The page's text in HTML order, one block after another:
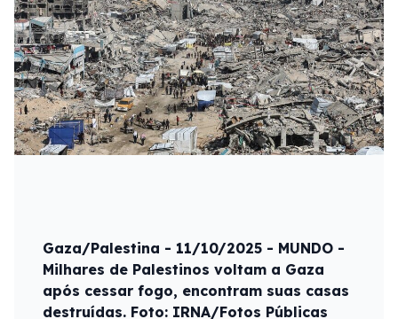
Gaza/Palestina - 11/10/2025 - MUNDO -
Milhares de Palestinos voltam a Gaza
após cessar fogo, encontram suas casas
destruídas. Foto: IRNA/Fotos Públicas